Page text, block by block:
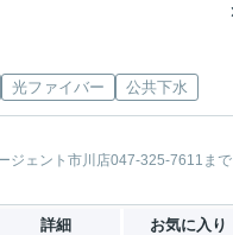
光ファイバー 公共下水
ジェント市川店047-325-7611まで
詳細 お気に入り